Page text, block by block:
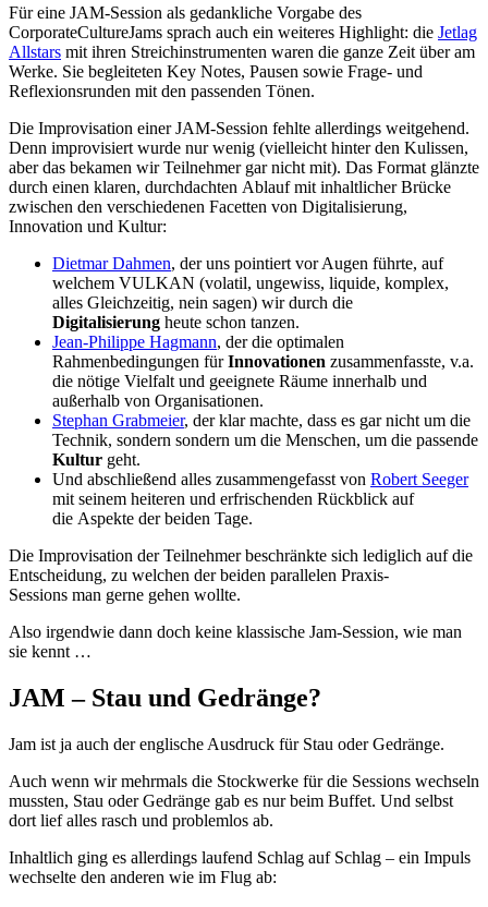
Für eine JAM-Session als gedankliche Vorgabe des
CorporateCultureJams sprach auch ein weiteres Highlight: die Jetlag
Allstars mit ihren Streichinstrumenten waren die ganze Zeit über am
Werke. Sie begleiteten Key Notes, Pausen sowie Frage- und
Reflexionsrunden mit den passenden Tönen.
Die Improvisation einer JAM-Session fehlte allerdings weitgehend.
Denn improvisiert wurde nur wenig (vielleicht hinter den Kulissen,
aber das bekamen wir Teilnehmer gar nicht mit). Das Format glänzte
durch einen klaren, durchdachten Ablauf mit inhaltlicher Brücke
zwischen den verschiedenen Facetten von Digitalisierung,
Innovation und Kultur:
Dietmar Dahmen, der uns pointiert vor Augen führte, auf
welchem VULKAN (volatil, ungewiss, liquide, komplex,
alles Gleichzeitig, nein sagen) wir durch die
Digitalisierung heute schon tanzen.
Jean-Philippe Hagmann, der die optimalen
Rahmenbedingungen fürInnovationen zusammenfasste, v.a.
die nötige Vielfalt und geeignete Räume innerhalb und
außerhalb von Organisationen.
Stephan Grabmeier, der klar machte, dass es gar nicht um die
Technik, sondern sondern um die Menschen, um die passende
Kultur geht.
Und abschließend alles zusammengefasst von Robert Seeger
mit seinem heiteren und erfrischenden Rückblick auf
die Aspekte der beiden Tage.
Die Improvisation der Teilnehmer beschränkte sich lediglich auf die
Entscheidung, zu welchen der beiden parallelen Praxis-
Sessions man gerne gehen wollte.
Also irgendwie dann doch keine klassische Jam-Session, wie man
sie kennt …
JAM – Stau und Gedränge?
Jam ist ja auch der englische Ausdruck für Stau oder Gedränge.
Auch wenn wir mehrmals die Stockwerke für die Sessions wechseln
mussten, Stau oder Gedränge gab es nur beim Buffet. Und selbst
dort lief alles rasch und problemlos ab.
Inhaltlich ging es allerdings laufend Schlag auf Schlag – ein Impuls
wechselte den anderen wie im Flug ab: